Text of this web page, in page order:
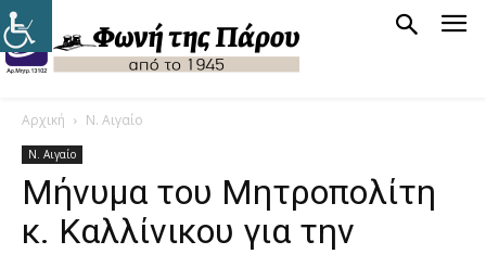
Αρχική Ν. Αιγαίο
Ν. Αιγαίο
Μήνυμα του Μητροπολίτη
κ. Καλλίνικου για την